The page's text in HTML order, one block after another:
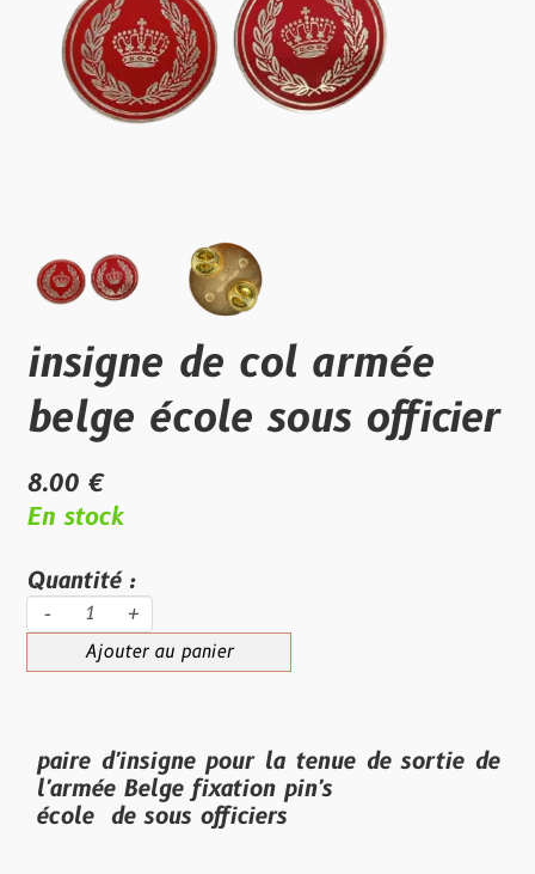
insigne de col armée
belge école sous officier
8.00 €
En stock
Quantité :
- +
Ajouter au panier
paire d'insigne pour la tenue de sortie de
l'armée Belge fixation pin's
école de sous officiers